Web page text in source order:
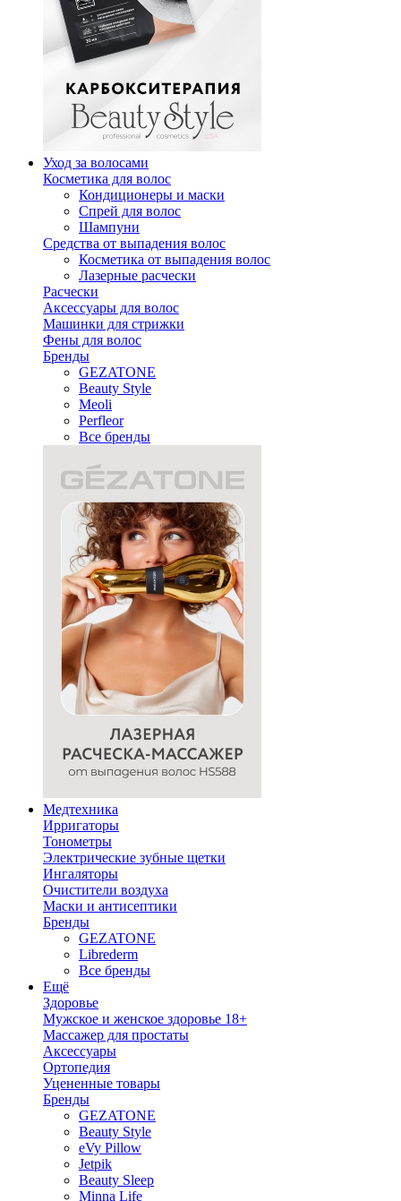
Уход за волосами
Косметика для волос
Кондиционеры и маски
Спрей для волос
Шампуни
Средства от выпадения волос
Косметика от выпадения волос
Лазерные расчески
Расчески
Аксессуары для волос
Машинки для стрижки
Фены для волос
Бренды
GEZATONE
Beauty Style
Meoli
Perfleor
Все бренды
Медтехника
Ирригаторы
Тонометры
Электрические зубные щетки
Ингаляторы
Очистители воздуха
Маски и антисептики
Бренды
GEZATONE
Librederm
Все бренды
Ещё
Здоровье
Мужское и женское здоровье 18+
Массажер для простаты
Аксессуары
Ортопедия
Уцененные товары
Бренды
GEZATONE
Beauty Style
eVy Pillow
Jetpik
Beauty Sleep
Minna Life